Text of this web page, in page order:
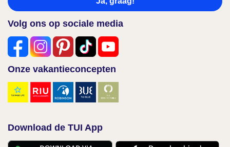
Volg ons op sociale media
Onze vakantieconcepten
Download de TUI App